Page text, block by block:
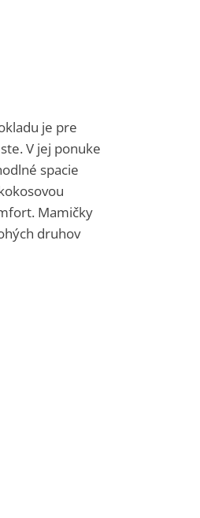
je pre
V jej ponuke
spacie
Mamičky
druhov